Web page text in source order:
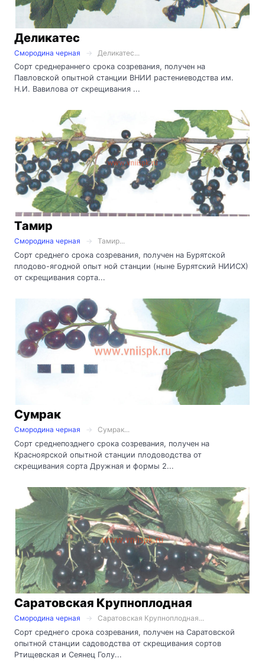
Деликатес
Смородина черная
Деликатес...
Сорт среднераннего срока созревания, получен на
Павловской опытной станции ВНИИ растениеводства им.
Н.И. Вавилова от скрещивания ...
Тамир
Смородина черная
Тамир...
Сорт среднего срока созревания, получен на Бурятской
плодово-ягодной опыт ной станции (ныне Бурятский НИИСХ)
от скрещивания сорта...
Сумрак
Смородина черная
Сумрак...
Сорт среднепозднего срока созревания, получен на
Красноярской опытной станции плодоводства от
скрещивания сорта Дружная и формы 2...
Саратовская Крупноплодная
Смородина черная
Саратовская Крупноплодная...
Сорт среднего срока созревания, получен на Саратовской
опытной станции садоводства от скрещивания сортов
Ртищевская и Сеянец Голу...